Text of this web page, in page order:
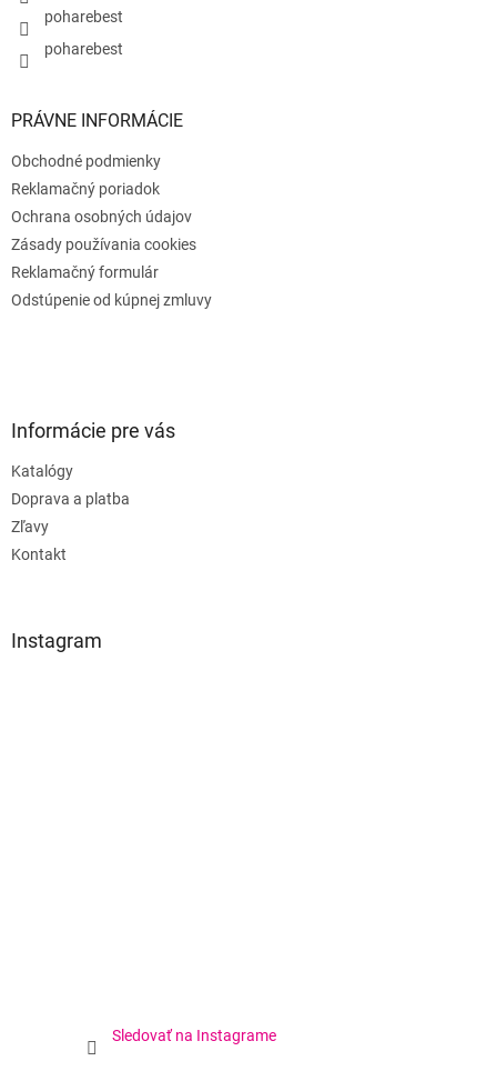
poharebest
poharebest
PRÁVNE INFORMÁCIE
Obchodné podmienky
Reklamačný poriadok
Ochrana osobných údajov
Zásady používania cookies
Reklamačný formulár
Odstúpenie od kúpnej zmluvy
Informácie pre vás
Katalógy
Doprava a platba
Zľavy
Kontakt
Instagram
Sledovať na Instagrame